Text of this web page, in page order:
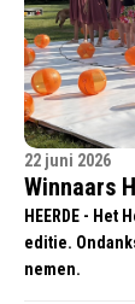
22 juni 2026
Winnaars
HEERDE -
editie.
nemen.